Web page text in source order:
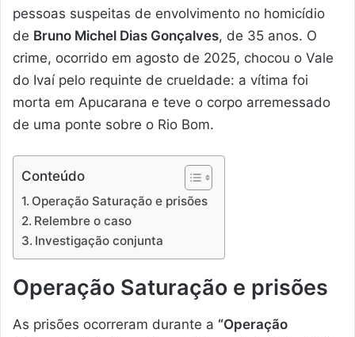
pessoas suspeitas de envolvimento no homicídio
de Bruno Michel Dias Gonçalves, de 35 anos. O
crime, ocorrido em agosto de 2025, chocou o Vale
do Ivaí pelo requinte de crueldade: a vítima foi
morta em Apucarana e teve o corpo arremessado
de uma ponte sobre o Rio Bom.
Conteúdo
Operação Saturação e prisões
Relembre o caso
Investigação conjunta
Operação Saturação e prisões
As prisões ocorreram durante a “Operação